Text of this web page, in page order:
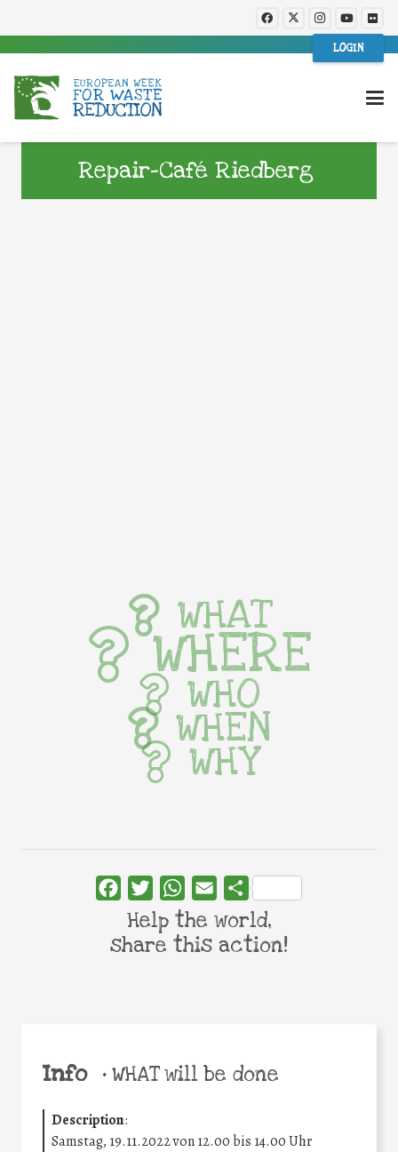
LOGIN
Repair-Café Riedberg
Info •WHAT will be done
Description:
Samstag, 19.11.2022 von 12.00 bis 14.00 Uhr
WHAT
WHERE
WHO
WHEN
WHY
FacebookTwitterWhatsApp
Email Share
Help the world,
share this action!